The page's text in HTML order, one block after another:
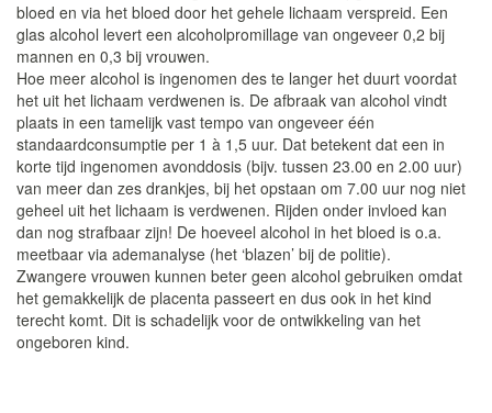
bloed en via het bloed door het gehele lichaam verspreid. Een
glas alcohol levert een alcoholpromillage van ongeveer 0,2 bij
mannen en 0,3 bij vrouwen.
Hoe meer alcohol is ingenomen des te langer het duurt voordat
het uit het lichaam verdwenen is. De afbraak van alcohol vindt
plaats in een tamelijk vast tempo van ongeveer één
standaardconsumptie per 1 à 1,5 uur. Dat betekent dat een in
korte tijd ingenomen avonddosis (bijv. tussen 23.00 en 2.00 uur)
van meer dan zes drankjes, bij het opstaan om 7.00 uur nog niet
geheel uit het lichaam is verdwenen. Rijden onder invloed kan
dan nog strafbaar zijn! De hoeveel alcohol in het bloed is o.a.
meetbaar via ademanalyse (het ‘blazen’ bij de politie).
Zwangere vrouwen kunnen beter geen alcohol gebruiken omdat
het gemakkelijk de placenta passeert en dus ook in het kind
terecht komt. Dit is schadelijk voor de ontwikkeling van het
ongeboren kind.